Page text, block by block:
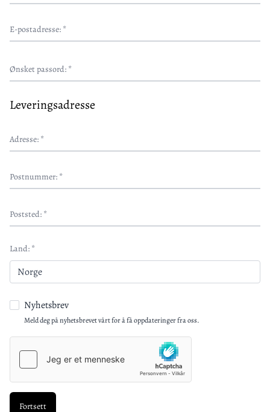
E-postadresse: *
Ønsket passord: *
Leveringsadresse
Adresse: *
Postnummer: *
Poststed: *
Land: *
Nyhetsbrev
Meld deg på nyhetsbrevet vårt for å få oppdateringer fra oss.